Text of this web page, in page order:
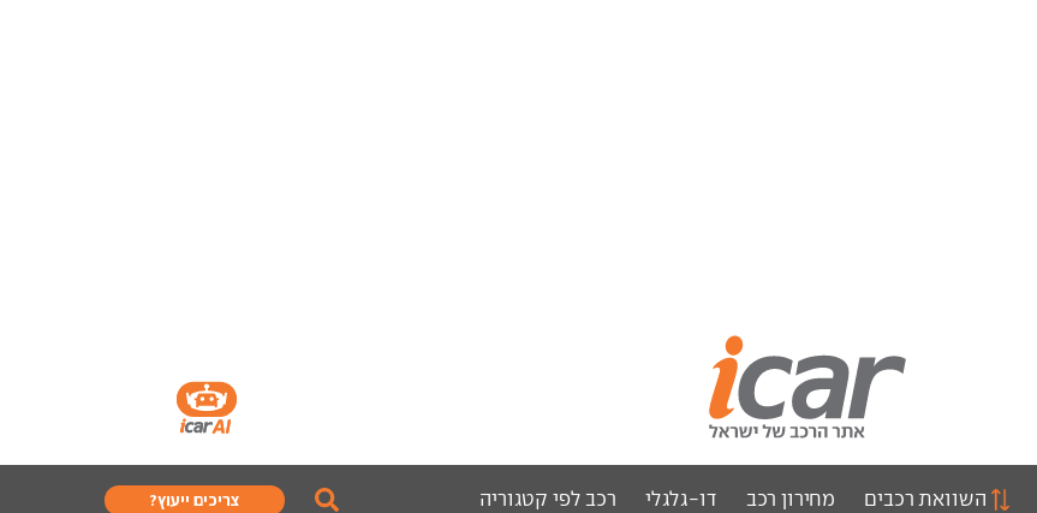
השוואת רכבים מחירון רכב דו-גלגלי רכב לפי קטגוריה צריכים ייעוץ?